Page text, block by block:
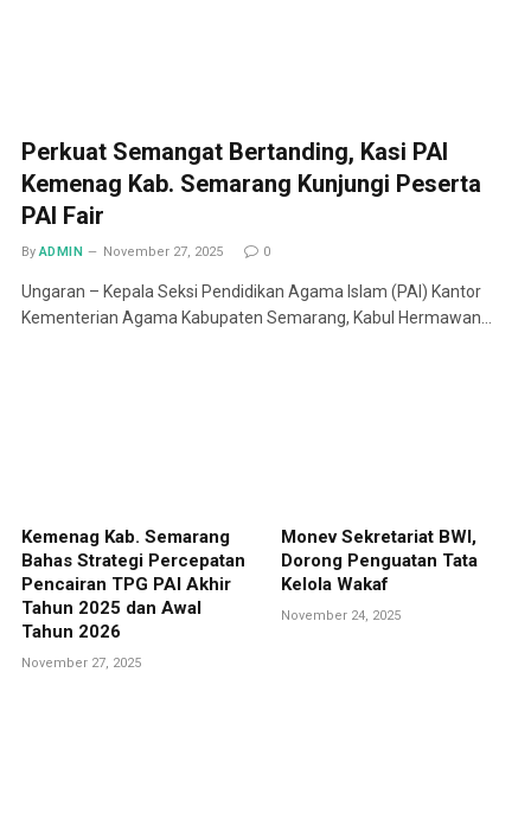
Perkuat Semangat Bertanding, Kasi PAI
Kemenag Kab. Semarang Kunjungi Peserta
PAI Fair
By ADMIN November 27, 2025 0
Ungaran – Kepala Seksi Pendidikan Agama Islam (PAI) Kantor
Kementerian Agama Kabupaten Semarang, Kabul Hermawan…
Kemenag Kab. Semarang
Bahas Strategi Percepatan
Pencairan TPG PAI Akhir
Tahun 2025 dan Awal
Tahun 2026
November 27, 2025
Monev Sekretariat BWI,
Dorong Penguatan Tata
Kelola Wakaf
November 24, 2025